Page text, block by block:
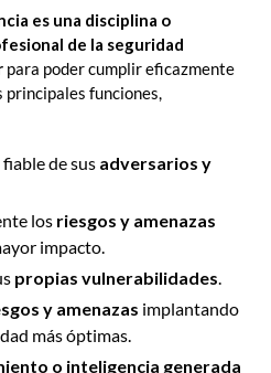
es una disciplina o
de la seguridad
para poder cumplir eficazmente
principales funciones,
de sus adversarios y
los riesgos y amenazas
impacto.
propias vulnerabilidades.
y amenazas implantando
más óptimas.
o inteligencia generada